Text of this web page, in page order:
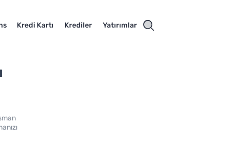
Kredi Kartı Krediler Yatırımlar